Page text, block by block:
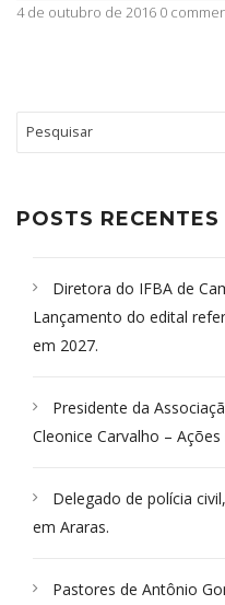
CONTATO
áudio
4 de outubro de 2016 0
POSTS RECENTES
Diretora do IFBA de
Lançamento do edital
em 2027.
Presidente da
Cleonice Carvalho –
Delegado de polícia
em Araras.
Pastores de Antônio